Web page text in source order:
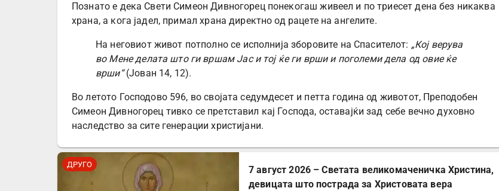
Познато е дека Свети Симеон Дивногорец понекогаш живеел и по триесет дена без никаква
храна, а кога јадел, примал храна директно од рацете на ангелите.
На неговиот живот потполно се исполнија зборовите на Спасителот: „Кој верува
во Мене делата што ги вршам Јас и тој ќе ги врши и поголеми дела од овие ќе
врши“(Јован 14, 12).
Во летото Господово 596, во својата седумдесет и петта година од животот, Преподобен
Симеон Дивногорец тивко се претставил кај Господа, оставајќи зад себе вечно духовно
наследство за сите генерации христијани.
ДРУГО
7 август 2026 – Светата великомаченичка Христина,
девицата што пострада за Христовата вера